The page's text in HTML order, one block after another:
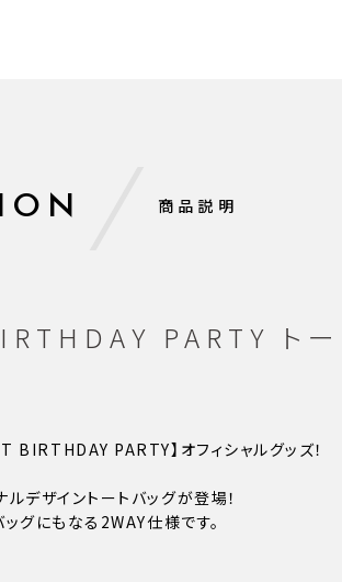
商品説明
PARTY トー
PARTY】オフィシャルグッズ！
デザイントートバッグが登場！
グにもなる2WAY仕様です。